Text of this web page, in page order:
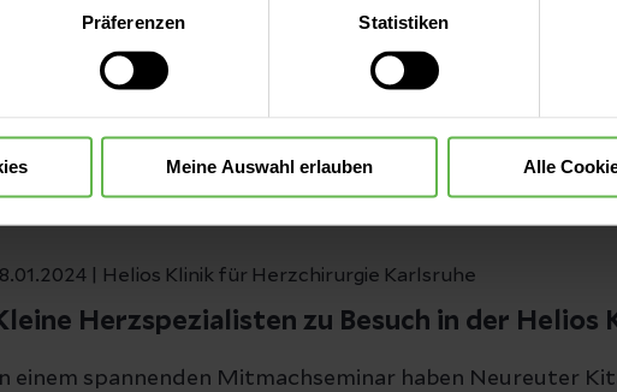
Herzchirurgie in Karlsruhe mit roten Accessoires ein
von Frauen gesetzt. Prof. Dr. Uwe
der Herzchirurgie erklärt, warum Frauenherzen
lesen
| Helios Klinik für Herzchirurgie Karlsruhe
Herzspezialisten zu Besuch in der
einem spannenden Mitmachseminar haben Neureuter